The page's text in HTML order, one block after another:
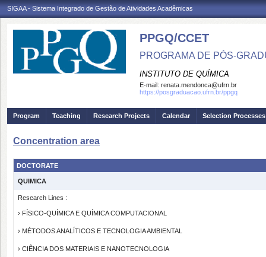
SIGAA - Sistema Integrado de Gestão de Atividades Acadêmicas
PPGQ/CCET
PROGRAMA DE PÓS-
INSTITUTO DE QUÍMICA
E-mail: renata.mendonca@ufrn.br
https://posgraduacao.ufrn.br/ppgq
Program Teaching Research Projects Calendar Selection Processes
Concentration area
DOCTORATE
QUIMICA
Research Lines :
› FÍSICO-QUÍMICA E QUÍMICA COMPUTACIONAL
› MÉTODOS ANALÍTICOS E TECNOLOGIA AMBIENTAL
› CIÊNCIA DOS MATERIAIS E NANOTECNOLOGIA